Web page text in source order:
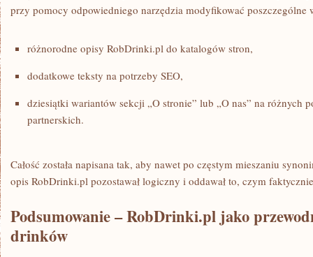
przy pomocy odpowiedniego narzędzia modyfikować poszczególne
różnorodne opisy RobDrinki.pl do katalogów stron,
dodatkowe teksty na potrzeby SEO,
dziesiątki wariantów sekcji „O stronie” lub „O nas” na różnych
partnerskich.
Całość została napisana tak, aby nawet po częstym mieszaniu
opis RobDrinki.pl pozostawał logiczny i oddawał to, czym
Podsumowanie – RobDrinki.pl jako
drinków